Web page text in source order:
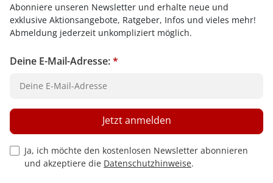
Abonniere unseren Newsletter und erhalte neue und
exklusive Aktionsangebote, Ratgeber, Infos und vieles mehr!
Abmeldung jederzeit unkompliziert möglich.
Deine E-Mail-Adresse:*
Privacy Policy Checkbox
Ja, ich möchte den kostenlosen Newsletter abonnieren
und akzeptiere die Datenschutzhinweise.
Jetzt anmelden